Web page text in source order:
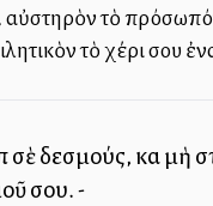
τὸ
τὸ χέρι σου
σὲ δεσμούς, καὶ
σου. -